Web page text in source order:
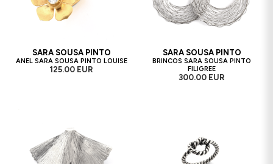
SARA SOUSA PINTO
ANEL SARA SOUSA PINTO LOUISE
125.00 EUR
SARA SOUSA PINTO
BRINCOS SARA SOUSA PINTO
FILIGREE
300.00 EUR